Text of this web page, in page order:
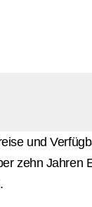
und
zehn Jahren